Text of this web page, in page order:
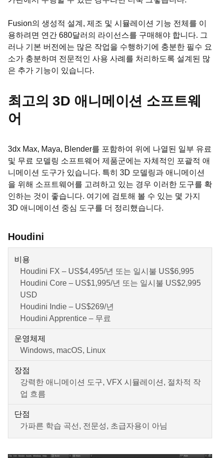
Fusion의 생성적 설계, 제조 및 시뮬레이션 기능 전체를 이
용하려면 연간 680달러의 라이선스를 구매해야 합니다. 그
러나 기본 버전에는 많은 작업을 수행하기에 충분한 필수 요
소가 충분하며 전문적인 사용 사례를 처리하도록 설계된 많
은 추가 기능이 있습니다.
최고의 3D 애니메이션 소프트웨
어
3dx Max, Maya, Blender를 포함하여 위에 나열된 일부 유료
및 무료 모델링 소프트웨어 제품군에는 자체적인 포괄적 애
니메이션 도구가 있습니다. 특히 3D 모델링과 애니메이션
을 위해 소프트웨어를 고려하고 있는 경우 이러한 도구를 확
인하는 것이 좋습니다. 여기에 검토해 볼 수 있는 몇 가지
3D 애니메이션 중심 도구를 더 정리했습니다.
Houdini
비용
Houdini FX – US$4,495/년 또는 일시불 US$6,995
Houdini Core – US$1,995/년 또는 일시불 US$2,995
USD
Houdini Indie – US$269/년
Houdini Apprentice – 무료
운영체제
Windows, macOS, Linux
장점
강력한 애니메이션 도구, VFX 시뮬레이션, 절차적 작
업 흐름
단점
가파른 학습 곡선, 전문성, 초급자용이 아님